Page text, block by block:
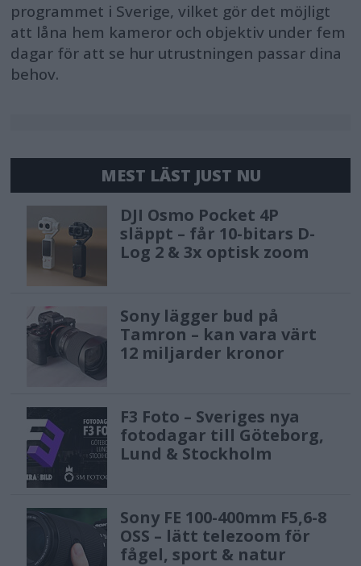
programmet i Sverige, vilket gör det möjligt
att låna hem kameror och objektiv under fem
dagar för att se hur utrustningen passar dina
behov.
MEST LÄST JUST NU
DJI Osmo Pocket 4P
släppt – får 10-bitars D-
Log 2 & 3x optisk zoom
Sony lägger bud på
Tamron – kan vara värt
12 miljarder kronor
F3 Foto – Sveriges nya
fotodagar till Göteborg,
Lund & Stockholm
Sony FE 100-400mm F5,6-8
OSS – lätt telezoom för
fågel, sport & natur